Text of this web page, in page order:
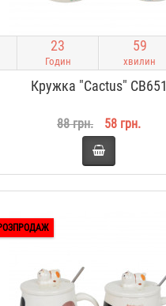
23
Годин
59
хвилин
Кружка "Cactus" CB651
88 грн. 58 грн.